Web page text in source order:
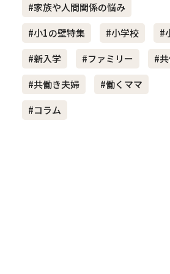
夫婦 #産休
#家族や人間関係の悩み
#小1の壁特集
#小学校
#
#新入学
#ファミリー
#
#共働き夫婦
#働くママ
#コラム